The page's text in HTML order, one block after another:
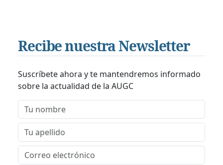
Recibe nuestra Newsletter
Suscríbete ahora y te mantendremos informado
sobre la actualidad de la AUGC